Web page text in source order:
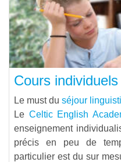
Cours
Le must du séjour
Le Celtic English
enseignement
précis en peu de
particulier est du sur